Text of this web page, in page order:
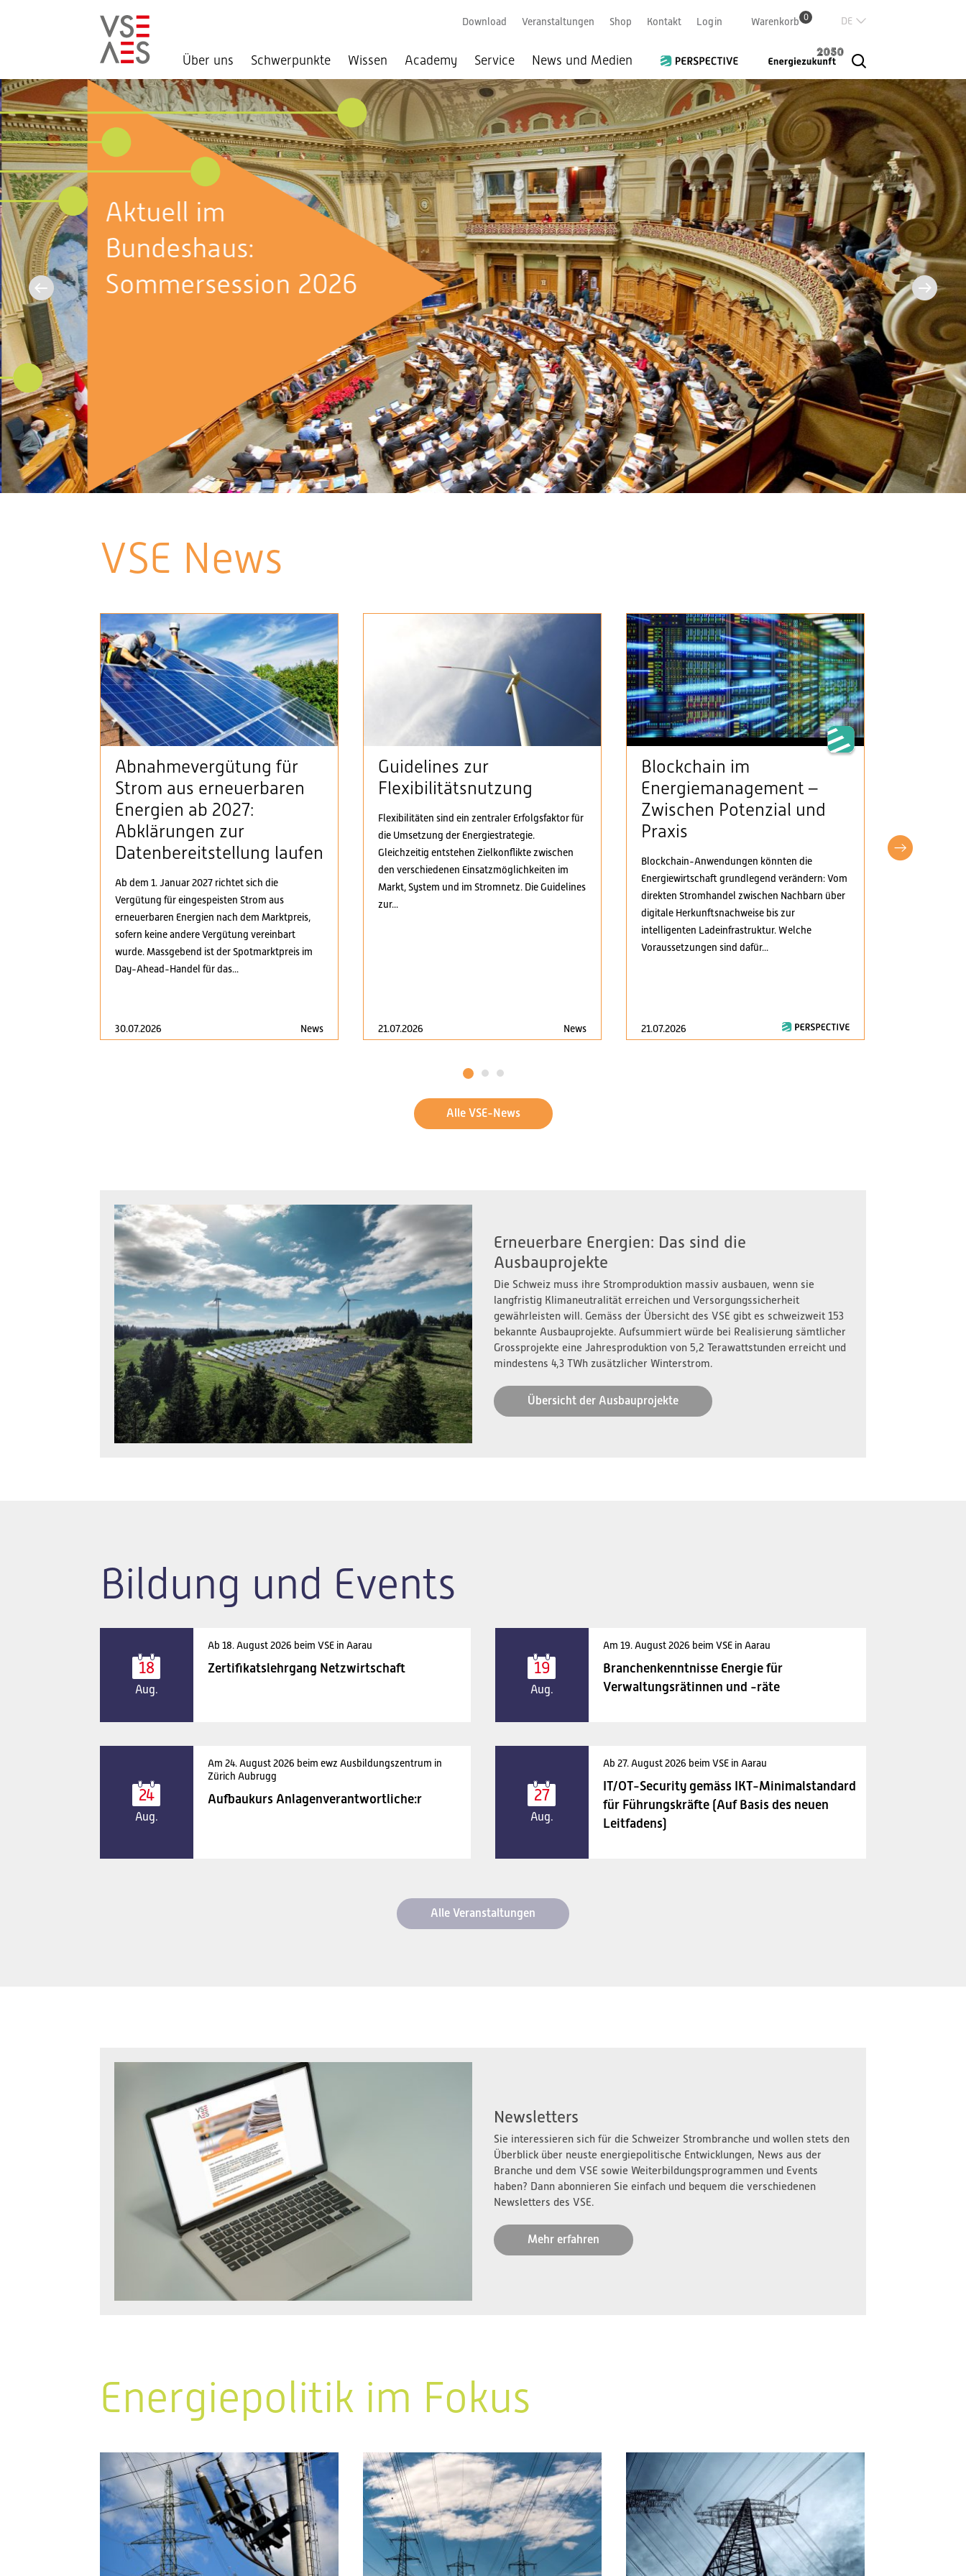
Direkt
zum
Inhalt
Über uns Schwerpunkte Wissen Academy Service News und Medien
Download Veranstaltungen Shop Kontakt Login Warenkorb 0
Aktuell im
Bundeshaus:
Sommersession 2026
VSE News
Abnahmevergütung für
Strom aus erneuerbaren
Energien ab 2027:
Abklärungen zur
Datenbereitstellung laufen
Ab dem 1. Januar 2027 richtet sich die
Vergütung für eingespeisten Strom aus
erneuerbaren Energien nach dem Marktpreis,
sofern keine andere Vergütung vereinbart
wurde. Massgebend ist der Spotmarktpreis im
Day-Ahead-Handel für das...
30.07.2026 News
Guidelines zur
Flexibilitätsnutzung
Flexibilitäten sind ein zentraler Erfolgsfaktor für
die Umsetzung der Energiestrategie.
Gleichzeitig entstehen Zielkonflikte zwischen
den verschiedenen Einsatzmöglichkeiten im
Markt, System und im Stromnetz. Die Guidelines
zur...
21.07.2026 News
Blockchain im
Energiemanagement –
Zwischen Potenzial und
Praxis
Blockchain-Anwendungen könnten die
Energiewirtschaft grundlegend verändern: Vom
direkten Stromhandel zwischen Nachbarn über
digitale Herkunftsnachweise bis zur
intelligenten Ladeinfrastruktur. Welche
Voraussetzungen sind dafür...
21.07.2026
fordert
1 2 3
Alle VSE-News
Erneuerbare Energien: Das sind die
Ausbauprojekte
Die Schweiz muss ihre Stromproduktion massiv ausbauen, wenn sie
langfristig Klimaneutralität erreichen und Versorgungssicherheit
gewährleisten will. Gemäss der Übersicht des VSE gibt es schweizweit 153
bekannte Ausbauprojekte. Aufsummiert würde bei Realisierung sämtlicher
Grossprojekte eine Jahresproduktion von 5,2 Terawattstunden erreicht und
mindestens 4,3 TWh zusätzlicher Winterstrom.
Übersicht der Ausbauprojekte
Bildung und Events
18
Aug.
Ab 18. August 2026 beim VSE in Aarau
Zertifikatslehrgang Netzwirtschaft 19
Aug.
Am 19. August 2026 beim VSE in Aarau
Branchenkenntnisse Energie für
Verwaltungsrätinnen und -räte
24
Aug.
Am 24. August 2026 beim ewz Ausbildungszentrum in
Zürich Aubrugg
Aufbaukurs Anlagenverantwortliche:r 27
Aug.
Ab 27. August 2026 beim VSE in Aarau
IT/OT-Security gemäss IKT-Minimalstandard
für Führungskräfte (Auf Basis des neuen
Leitfadens)
Alle Veranstaltungen
Newsletters
Sie interessieren sich für die Schweizer Strombranche und wollen stets den
Überblick über neuste energiepolitische Entwicklungen, News aus der
Branche und dem VSE sowie Weiterbildungsprogrammen und Events
haben? Dann abonnieren Sie einfach und bequem die verschiedenen
Newsletters des VSE.
Mehr erfahren
Energiepolitik im Fokus